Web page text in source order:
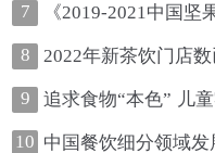
7 《2019-2021中国
8
9 追求食物“本色” 儿
10 中国餐饮细分领域发